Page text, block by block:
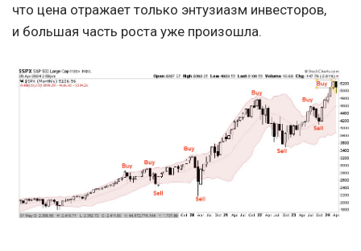
что цена отражает только энтузиазм инвесторов,
и большая часть роста уже произошла.